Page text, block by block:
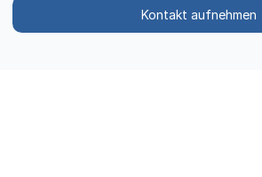
Kontakt aufnehmen